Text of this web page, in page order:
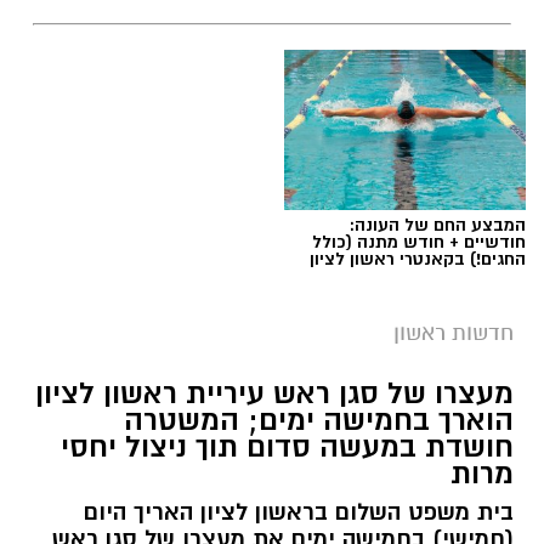
צילומים: משרד הבריאות
משרד הבריאות פרסם אזהרה לציבור מפני שימוש
במוצרי שיער נוספים שנתפסו במסגרת מבצע
פיקוח שנערך בתשעה סניפי רשת "מרכז
המבצע החם של העונה:
חודשיים + חודש מתנה (כולל
החגים!) בקאנטרי ראשון לציון
חדשות ראשון
מעצרו של סגן ראש עיריית ראשון לציון
הוארך בחמישה ימים; המשטרה
חושדת במעשה סדום תוך ניצול יחסי
מרות
בית משפט השלום בראשון לציון האריך היום